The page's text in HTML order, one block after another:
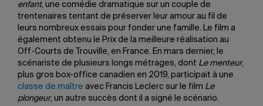
enfant, une comédie dramatique sur un couple de
trentenaires tentant de préserver leur amour au fil de
leurs nombreux essais pour fonder une famille. Le film a
également obtenu le Prix de la meilleure réalisation au
Off-Courts de Trouville, en France. En mars dernier, le
scénariste de plusieurs longs métrages, dont Le menteur,
plus gros box-office canadien en 2019, participait à une
classe de maître avec Francis Leclerc sur le film Le
plongeur, un autre succès dont il a signé le scénario.